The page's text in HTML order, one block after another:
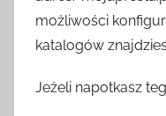
możliwości
katalogów
Jeżeli napotkasz